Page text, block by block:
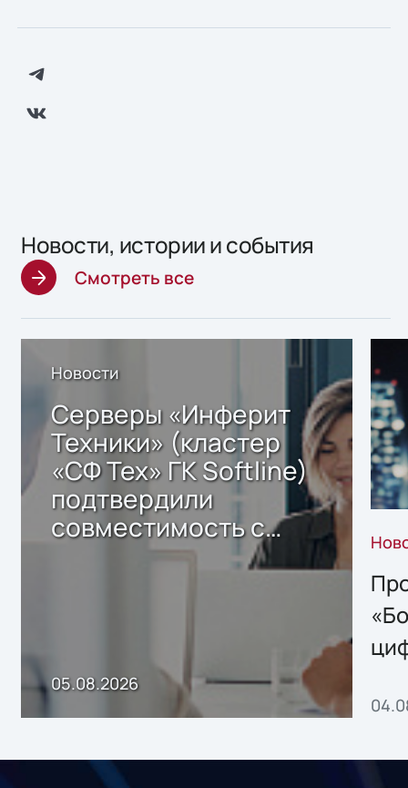
Новости, истории и события
Смотреть все
Новости
Серверы «Инферит
Техники» (кластер
«СФ Тех» ГК Softline)
подтвердили
совместимость с
решением Sharx
05.08.2026